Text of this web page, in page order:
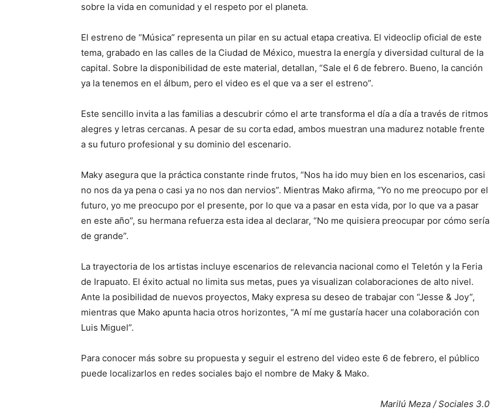
sobre la vida en comunidad y el respeto por el planeta.
El estreno de “Música” representa un pilar en su actual etapa creativa. El videoclip oficial de este
tema, grabado en las calles de la Ciudad de México, muestra la energía y diversidad cultural de la
capital. Sobre la disponibilidad de este material, detallan, “Sale el 6 de febrero. Bueno, la canción
ya la tenemos en el álbum, pero el video es el que va a ser el estreno”.
Este sencillo invita a las familias a descubrir cómo el arte transforma el día a día a través de ritmos
alegres y letras cercanas. A pesar de su corta edad, ambos muestran una madurez notable frente
a su futuro profesional y su dominio del escenario.
Maky asegura que la práctica constante rinde frutos, “Nos ha ido muy bien en los escenarios, casi
no nos da ya pena o casi ya no nos dan nervios”. Mientras Mako afirma, “Yo no me preocupo por el
futuro, yo me preocupo por el presente, por lo que va a pasar en esta vida, por lo que va a pasar
en este año”, su hermana refuerza esta idea al declarar, “No me quisiera preocupar por cómo sería
de grande”.
La trayectoria de los artistas incluye escenarios de relevancia nacional como el Teletón y la Feria
de Irapuato. El éxito actual no limita sus metas, pues ya visualizan colaboraciones de alto nivel.
Ante la posibilidad de nuevos proyectos, Maky expresa su deseo de trabajar con “Jesse & Joy”,
mientras que Mako apunta hacia otros horizontes, “A mí me gustaría hacer una colaboración con
Luis Miguel”.
Para conocer más sobre su propuesta y seguir el estreno del video este 6 de febrero, el público
puede localizarlos en redes sociales bajo el nombre de Maky & Mako.
Marilú Meza / Sociales 3.0